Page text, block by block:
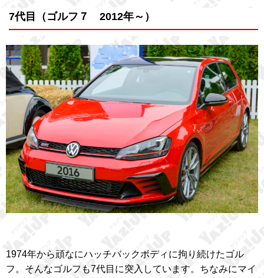
7代目（ゴルフ７ 2012年～）
1974年から頑なにハッチバックボディに拘り続けたゴル
フ。そんなゴルフも7代目に突入しています。ちなみにマイ